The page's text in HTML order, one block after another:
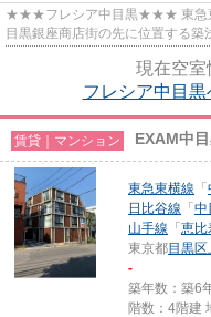
★★★フレシア中目黒★★★ 東急東
目黒銀座商店街の先に位置する
現在空室
フレシア中目
賃貸｜マンション EXAM中
東急東横線 「
日比谷線 「 中
山手線 「 恵比
東京都目黒区
-
築年数：築6
階数：4階建